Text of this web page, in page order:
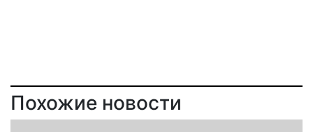
Похожие новости